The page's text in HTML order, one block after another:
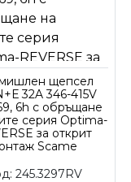
щепсел
32A 346-415V
6h с обръщане
серия Optima-
за открит
Scame
245.3297RV